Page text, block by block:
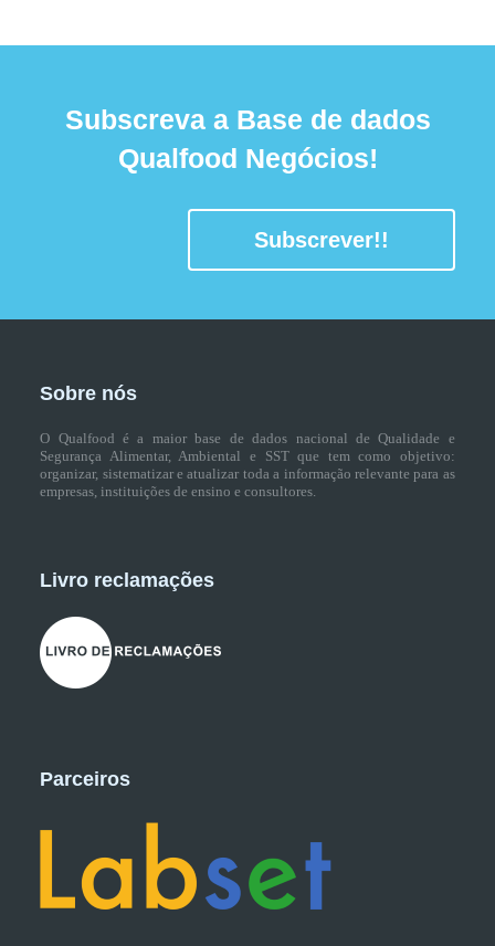
Subscreva a Base de dados
Qualfood Negócios!
Subscrever!!
Sobre nós
O Qualfood é a maior base de dados nacional de Qualidade e
Segurança Alimentar, Ambiental e SST que tem como objetivo:
organizar, sistematizar e atualizar toda a informação relevante para as
empresas, instituições de ensino e consultores.
Livro reclamações
Parceiros